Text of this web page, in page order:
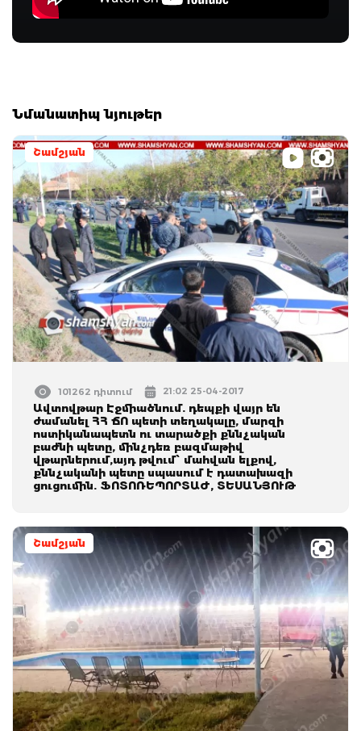
Նմանատիպ նյութեր
Շամշյան
101262 դիտում 21:02 25-04-2017
Ավտովթար Էջմիածնում. դեպքի վայր են
ժամանել ՀՀ ՃՈ պետի տեղակալը, մարզի
ոստիկանապետն ու տարածքի քննչական
բաժնի պետը, մինչդեռ բազմաթիվ
վթարներում,այդ թվում՝ մահվան ելքով,
քննչականի պետը սպասում է դատախազի
ցուցումին. ՖՈՏՈՌԵՊՈՐՏԱԺ, ՏԵՍԱՆՅՈՒԹ
Շամշյան